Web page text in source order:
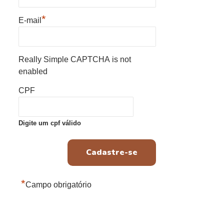
E-mail *
Really Simple CAPTCHA is not
enabled
CPF
Digite um cpf válido
*Campo obrigatório